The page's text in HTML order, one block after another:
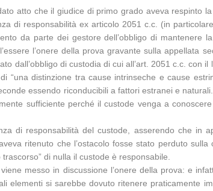
atto che il giudice di primo grado aveva respinto
di responsabilità ex articolo 2051 c.c. (in
da parte dei gestore dell’obbligo di
l’onere della prova gravante sulla appellata
dall’obbligo di custodia di cui all’art. 2051 c.c.
“una distinzione tra cause intrinseche e cause
essendo riconducibili a fattori estranei e
sufficiente perché il custode venga a
di responsabilità del custode, asserendo che
ritenuto che l’ostacolo fosse stato perduto
di nulla il custode è responsabile.
messo in discussione l’onere della prova: e
elementi si sarebbe dovuto ritenere praticamente